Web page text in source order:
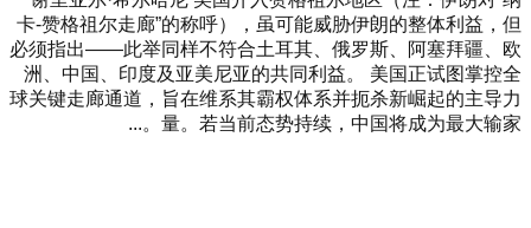
卡-赞格祖尔走廊”的称呼），虽可能威胁伊朗的整体利益，但
必须指出——此举同样不符合土耳其、俄罗斯、阿塞拜疆、欧
洲、中国、印度及亚美尼亚的共同利益。 美国正试图掌控全
球关键走廊通道，旨在维系其霸权体系并扼杀新崛起的主导力
量。若当前态势持续，中国将成为最大输家。...